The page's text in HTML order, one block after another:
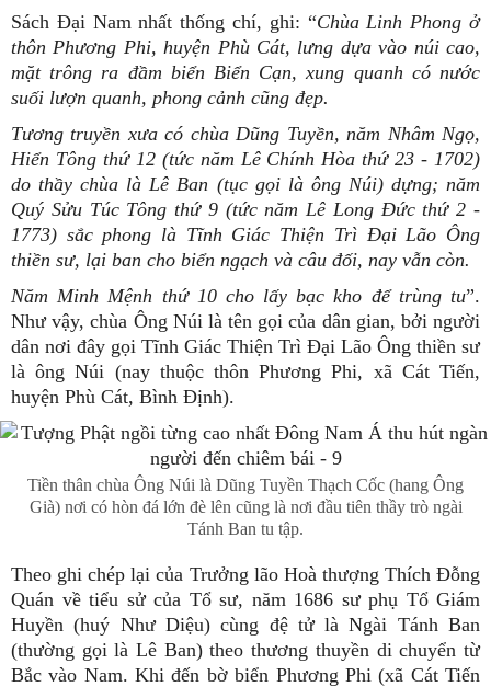
Sách Đại Nam nhất thống chí, ghi: “Chùa Linh Phong ở
thôn Phương Phi, huyện Phù Cát, lưng dựa vào núi cao,
mặt trông ra đầm biển Biển Cạn, xung quanh có nước
suối lượn quanh, phong cảnh cũng đẹp.
Tương truyền xưa có chùa Dũng Tuyền, năm Nhâm Ngọ,
Hiển Tông thứ 12 (tức năm Lê Chính Hòa thứ 23 - 1702)
do thầy chùa là Lê Ban (tục gọi là ông Núi) dựng; năm
Quý Sửu Túc Tông thứ 9 (tức năm Lê Long Đức thứ 2 -
1773) sắc phong là Tĩnh Giác Thiện Trì Đại Lão Ông
thiền sư, lại ban cho biển ngạch và câu đối, nay vẫn còn.
Năm Minh Mệnh thứ 10 cho lấy bạc kho để trùng tu”.
Như vậy, chùa Ông Núi là tên gọi của dân gian, bởi người
dân nơi đây gọi Tĩnh Giác Thiện Trì Đại Lão Ông thiền sư
là ông Núi (nay thuộc thôn Phương Phi, xã Cát Tiến,
huyện Phù Cát, Bình Định).
Tiền thân chùa Ông Núi là Dũng Tuyền Thạch Cốc (hang Ông
Già) nơi có hòn đá lớn đè lên cũng là nơi đầu tiên thầy trò ngài
Tánh Ban tu tập.
Theo ghi chép lại của Trưởng lão Hoà thượng Thích Đỗng
Quán về tiểu sử của Tổ sư, năm 1686 sư phụ Tổ Giám
Huyền (huý Như Diệu) cùng đệ tử là Ngài Tánh Ban
(thường gọi là Lê Ban) theo thương thuyền di chuyển từ
Bắc vào Nam. Khi đến bờ biển Phương Phi (xã Cát Tiến